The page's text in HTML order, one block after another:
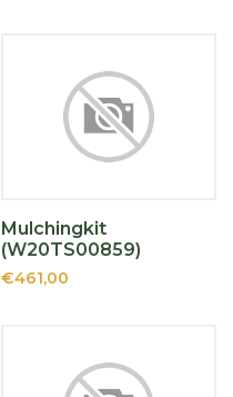
Mulchingkit
(W20TS00859)
€461,00